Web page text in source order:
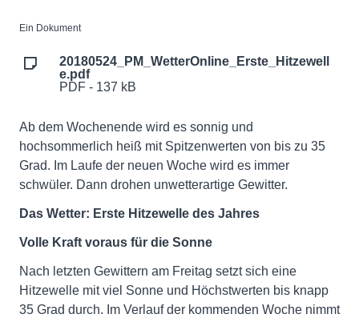
Ein Dokument
20180524_PM_WetterOnline_Erste_Hitzewell
e.pdf
PDF - 137 kB
Ab dem Wochenende wird es sonnig und
hochsommerlich heiß mit Spitzenwerten von bis zu 35
Grad. Im Laufe der neuen Woche wird es immer
schwüler. Dann drohen unwetterartige Gewitter.
Das Wetter: Erste Hitzewelle des Jahres
Volle Kraft voraus für die Sonne
Nach letzten Gewittern am Freitag setzt sich eine
Hitzewelle mit viel Sonne und Höchstwerten bis knapp
35 Grad durch. Im Verlauf der kommenden Woche nimmt